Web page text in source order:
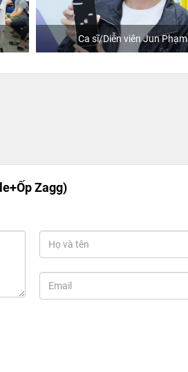
Ca sĩ/Diễn viên Jun Phạm
Zagg)